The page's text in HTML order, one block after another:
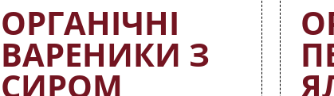
ОРГАНІЧНІ
ВАРЕНИКИ З
СИРОМ